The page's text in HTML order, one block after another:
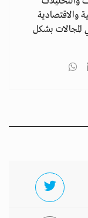
والاقتصادية
بشكل